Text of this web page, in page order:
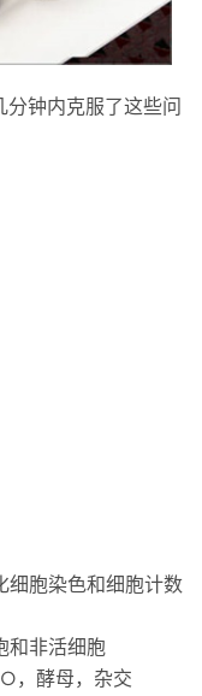
分钟内克服了这些问
细胞染色和细胞计数
和非活细胞
，酵母，杂交